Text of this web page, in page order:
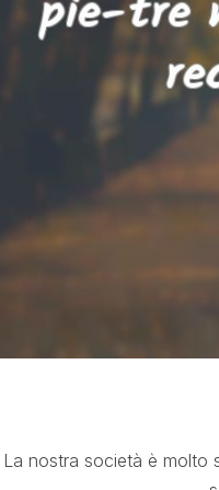
La nostra società è molto